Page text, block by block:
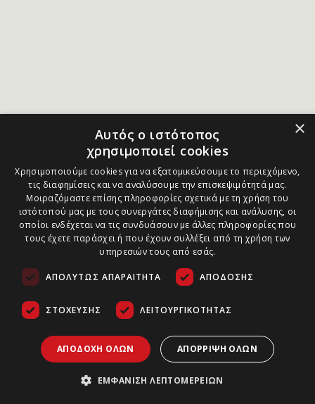
×
Αυτός ο ιστότοπος
χρησιμοποιεί cookies
Χρησιμοποιούμε cookies για να εξατομικεύσουμε το περιεχόμενο,
τις διαφημίσεις και να αναλύσουμε την επισκεψιμότητά μας.
Μοιραζόμαστε επίσης πληροφορίες σχετικά με τη χρήση του
ιστότοπού μας με τους συνεργάτες διαφήμισης και ανάλυσης, οι
οποίοι ενδέχεται να τις συνδυάσουν με άλλες πληροφορίες που
τους έχετε παράσχει ή που έχουν συλλέξει από τη χρήση των
υπηρεσιών τους από εσάς.
ΑΠΟΛΎΤΩΣ ΑΠΑΡΑΊΤΗΤΑ ΑΠΌΔΟΣΗΣ
ΣΤΌΧΕΥΣΗΣ ΛΕΙΤΟΥΡΓΙΚΌΤΗΤΑΣ
ΑΠΟΔΟΧΉ ΌΛΩΝ ΑΠΌΡΡΙΨΗ ΌΛΩΝ
ΕΜΦΆΝΙΣΗ ΛΕΠΤΟΜΕΡΕΙΏΝ